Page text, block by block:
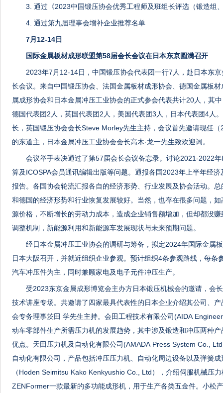
3. 通过《2023中国锻压协会优秀工程师及班组长评选（锻造组
4. 通过第九届理事会增补企业推荐名单
7月12-14日
国际金属板材成形联盟第58届会长会议在日本东京圆满召开
2023年7月12-14日，中国锻压协会代表团一行7人，赴日本东
长会议。来自中国锻压协会、法国金属板材成形协会、德国金属板
属成形协会和日本金属冲压工业协会的正式参会代表共计20人，其
德国代表团2人，英国代表团2人，美国代表团3人，日本代表团4人
长，英国锻压协会会长Steve Morley先生主持，会议首先邀请现任
的东道主，日本金属冲压工业协会会长高木·龙一先生致欢迎词。
会议举手表决通过了第57届会长会议备忘录。讨论2021-2022
算及ICOSPA会员通讯编辑出版等问题。通报各国2023年上半年经
报告。各国协会轮流汇报各自的经济形势、行业发展及协会活动。
和德国的经济形势和行业恢复发展较好。当然，也存在很多问题，
源价格，不断增长的劳动力成本，造成企业销售额增加，但却都没
调整机制，新能源利用和新能源车发展现状与未来预期问题。
经日本金属冲压工业协会的调研与筹备，拟定2024年国际金属
日本大阪召开，并就近组织企业参观。预计组织4条参观路线，每条
汽车冲压件为主，同时兼顾家电及电子元件冲压生产。
受2023东京金属成形博览会主办方日本锻压机械会的邀请，会
技术讲座专场。共邀请了四家最具代表性的日本企业介绍其公司、
会专务理事茨田 学先生主持。会田工程技术有限公司(AIDA
动车零部件生产所需压力机的发展趋势，其中涉及锻造和冲压两种
优点。天田压力机及自动化有限公司(AMADA Press System Co.,
自动化有限公司，产品包括冲压压力机、自动化周边设备以及弹簧
（Hoden Seimitsu Kako Kenkyushio Co., Ltd），介绍伺服机械压
ZENFormer一款最新的多功能成形机，用于生产各类五金件。小松